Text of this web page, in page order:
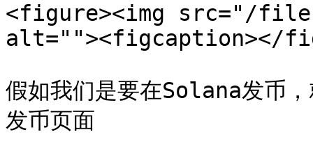
<figure><img src="/files/
alt=""><figcaption></
假如我们是要在Solana发币
发币页面